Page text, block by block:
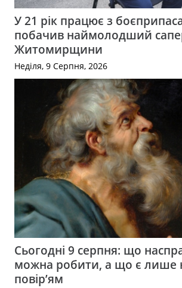
У 21 рік працює з
побачив наймолодший
Житомирщини
Неділя, 9 Серпня, 2026
Сьогодні 9 серпня: що
можна робити, а що є лише
повір’ям